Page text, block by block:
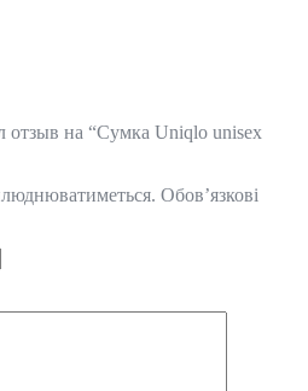
отзыв на “Сумка Uniqlo unisex
Обов’язкові